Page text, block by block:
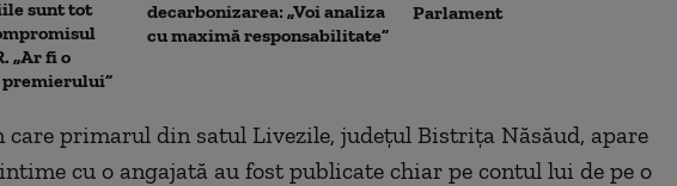
sunt tot
„Ar fi o
decarbonizarea: „Voi analiza
cu maximă responsabilitate”
Parlament
care primarul din satul Livezile, județul Bistrița Năsăud, apare
cu o angajată au fost publicate chiar pe contul lui de pe o